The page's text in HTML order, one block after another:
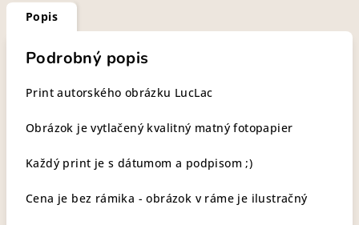
Popis
Podrobný popis
Print autorského obrázku LucLac
Obrázok je vytlačený kvalitný matný fotopapier
Každý print je s dátumom a podpisom ;)
Cena je bez rámika - obrázok v ráme je ilustračný